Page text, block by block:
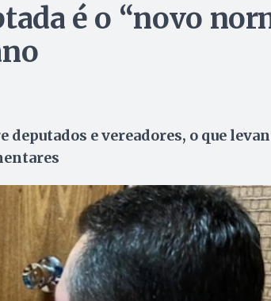
é o “novo
deputados e vereadores, o que